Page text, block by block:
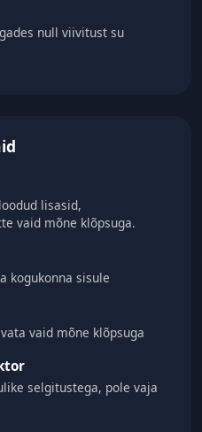
null viivitust su
lisasid,
vaid mõne klõpsuga.
kogukonna sisule
vaid mõne klõpsuga
selgitustega, pole vaja